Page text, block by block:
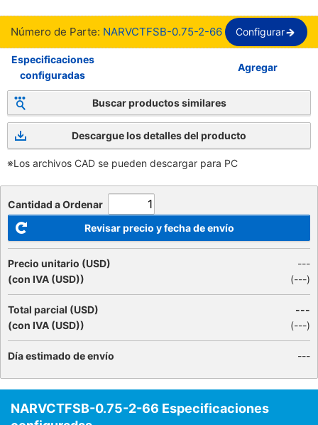
Número de Parte: NARVCTFSB-0.75-2-66 Configurar
Especificaciones
configuradas
Agregar
Buscar productos similares
Descargue los detalles del producto
※Los archivos CAD se pueden descargar para PC
Cantidad a Ordenar
Revisar precio y fecha de envío
Precio unitario (USD)
(con IVA (USD))
---
(---)
Total parcial (USD)
(con IVA (USD))
---
(---)
Día estimado de envío ---
NARVCTFSB-0.75-2-66 Especificaciones